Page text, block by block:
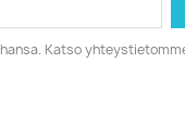
Katso